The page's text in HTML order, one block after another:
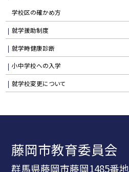
学校区の確かめ方
就学援助制度
就学時健康診断
小中学校への入学
就学校変更について
藤岡市教育委員会
群馬県藤岡市藤岡1485番地